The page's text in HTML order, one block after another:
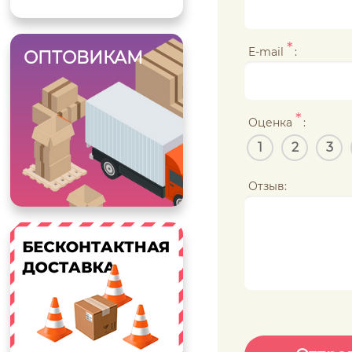
ОПТОВИКАМ E-mail * :
Оценка * :
1 2 3
Отзыв: